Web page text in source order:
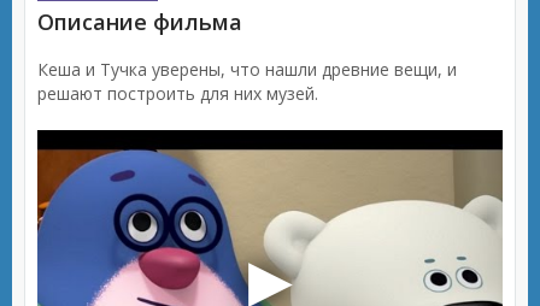
Описание фильма
Кеша и Тучка уверены, что нашли древние вещи, и
решают построить для них музей.